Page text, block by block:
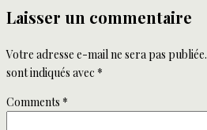
Laisser un commentaire
Votre adresse e-mail ne sera pas publiée.
sont indiqués avec *
Comments *